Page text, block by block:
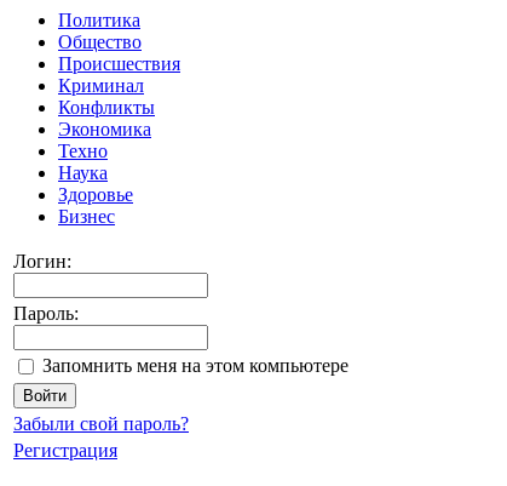
Политика
Общество
Происшествия
Криминал
Конфликты
Экономика
Техно
Наука
Здоровье
Бизнес
Логин:
Пароль:
Запомнить меня на этом компьютере
Забыли свой пароль?
Регистрация